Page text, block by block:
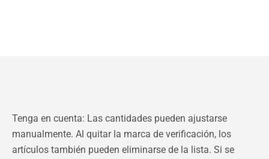
Tenga en cuenta: Las cantidades pueden ajustarse
manualmente. Al quitar la marca de verificación, los
artículos también pueden eliminarse de la lista. Si se